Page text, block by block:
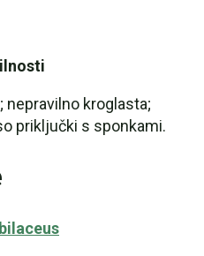
nepravilno kroglasta;
priključki s sponkami.